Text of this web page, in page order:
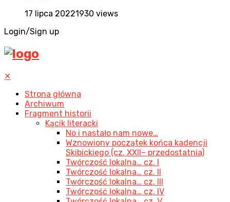
17 lipca 20221930 views
Login/Sign up
✕
Strona główna
Archiwum
Fragment historii
Kącik literacki
No i nastało nam nowe…
Wznowiony początek końca kadencji
Skibickiego (cz. XXII– przedostatnia)
Twórczość lokalna… cz. I
Twórczość lokalna… cz. II
Twórczość lokalna… cz. III
Twórczość lokalna… cz. IV